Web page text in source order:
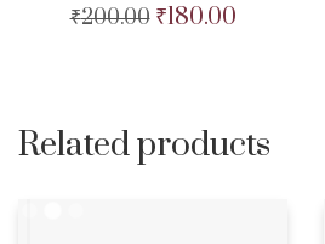
₹200.00 Original
₹180.00Current
Related products